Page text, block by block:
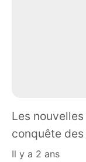
Les
conquête
il y a 2 ans